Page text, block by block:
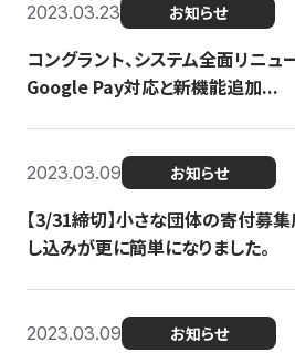
2023.03.23 お知らせ
コングラント、システム全面リニ
Google Pay対応と新機能追加...
2023.03.09 お知らせ
【3/31締切】小さな団体の寄付募
し込みが更に簡単になりました。
2023.03.09 お知らせ